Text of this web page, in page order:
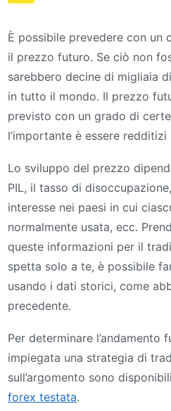
È possibile prevedere con
il prezzo futuro. Se ciò non
sarebbero decine di migliaia
in tutto il mondo. Il prezzo
previsto con un grado di
l’importante è essere
Lo sviluppo del prezzo
PIL, il tasso di
interesse nei paesi in cui
normalmente usata, ecc.
queste informazioni per il
spetta solo a te, è possibile
usando i dati storici, come
precedente.
Per determinare l’andamento
impiegata una strategia di
sull’argomento sono
forex testata.